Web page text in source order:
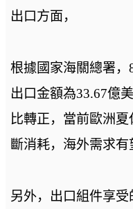
出口方面，
根據國家海關總署
出口金額為33.67億
比轉正，當前歐洲
斷消耗，海外需求有
另外，出口組件享